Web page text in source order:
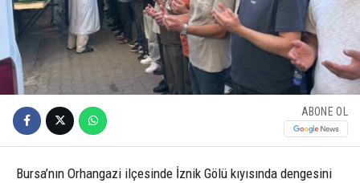
ABONE OL
Bursa’nın Orhangazi ilçesinde İznik Gölü kıyısında dengesini